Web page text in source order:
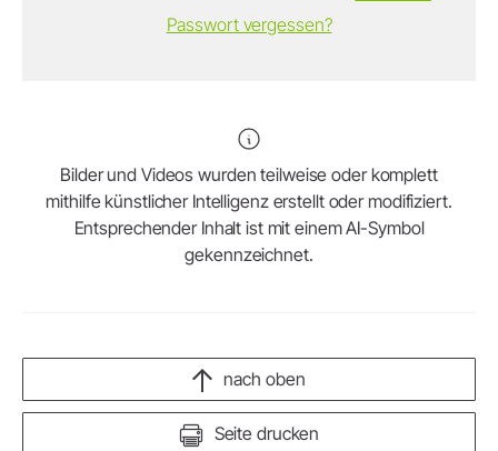
Passwort vergessen?
Bilder und Videos wurden teilweise oder komplett
mithilfe künstlicher Intelligenz erstellt oder modifiziert.
Entsprechender Inhalt ist mit einem AI-Symbol
gekennzeichnet.
Seite drucken
nach oben